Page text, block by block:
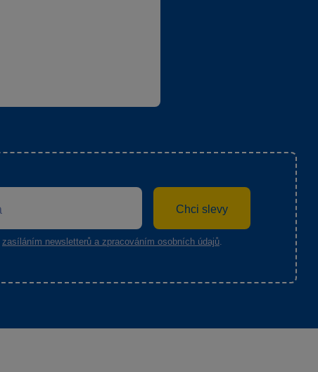
Chci slevy
zasíláním newsletterů a zpracováním osobních údajů.